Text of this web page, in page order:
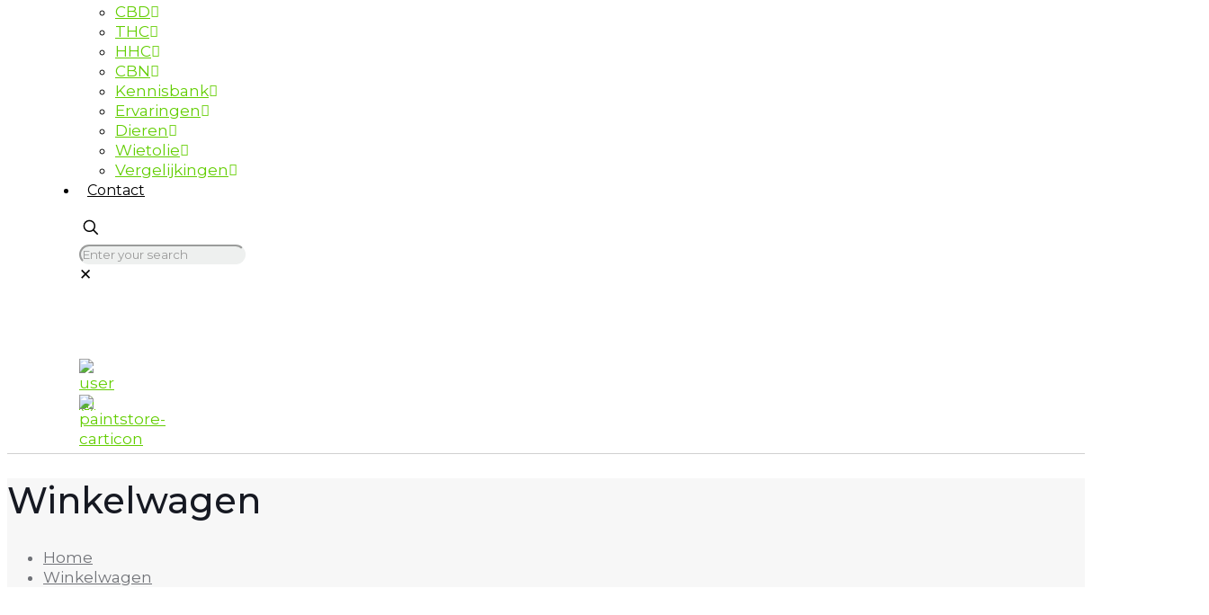
CBD
THC
HHC
CBN
Kennisbank
Ervaringen
Dieren
Wietolie
Vergelijkingen
Contact
✕
Winkelwagen
Home
Winkelwagen